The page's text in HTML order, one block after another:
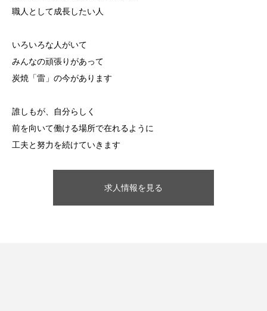
職人として成長したい人
いろいろな人がいて
みんなの頑張りがあって
炭焼「雷」の今があります
誰しもが、自分らしく
前を向いて働ける場所で在れるように
工夫と努力を続けていきます
求人情報を見る